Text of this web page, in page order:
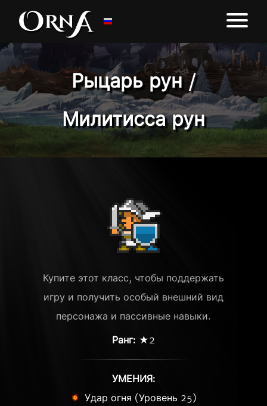
Рыцарь рун /
Милитисса рун
Купите этот класс, чтобы поддержать
игру и получить особый внешний вид
персонажа и пассивные навыки.
Ранг: ★2
УМЕНИЯ:
Удар огня (Уровень 25)